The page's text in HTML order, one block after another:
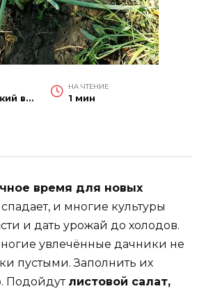
Красносулинский вестник
НА ЧТЕНИЕ
1 мин
время для новых
и многие культуры
и дать урожай до холодов.
увлечённые дачники не
пустыми. Заполнить их
Подойдут листовой салат,